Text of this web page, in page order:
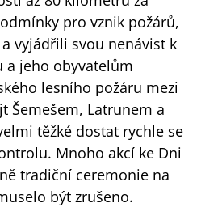
pro vznik požárů,
vyjádřili svou nenávist k
a jeho obyvatelům
lesního požáru mezi
Šemešem, Latrunem a
těžké dostat rychle se
Mnoho akcí ke Dni
tradiční ceremonie na
být zrušeno.